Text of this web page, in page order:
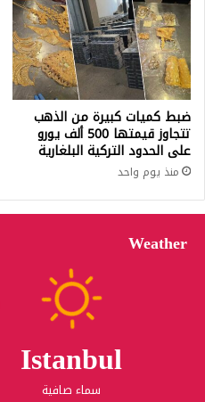
ضبط كميات كبيرة من الذهب
تتجاوز قيمتها 500 ألف يورو
على الحدود التركية البلغارية
منذ يوم واحد
Weather
Istanbul
سماء صافية